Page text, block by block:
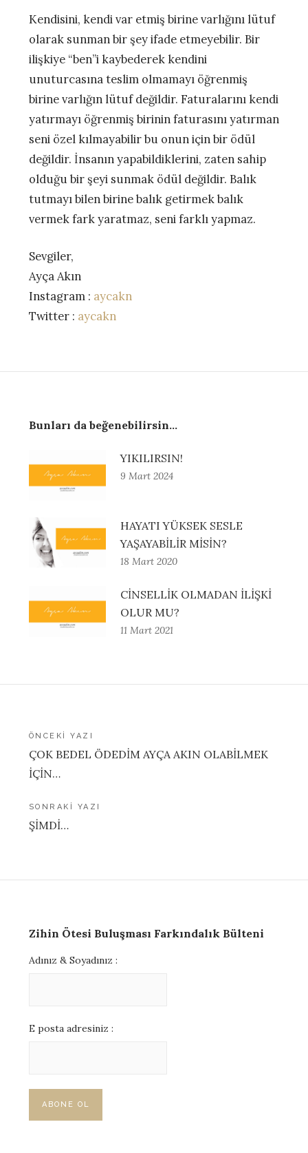
Kendisini, kendi var etmiş birine varlığını lütuf
olarak sunman bir şey ifade etmeyebilir. Bir
ilişkiye “ben”i kaybederek kendini
unuturcasına teslim olmamayı öğrenmiş
birine varlığın lütuf değildir. Faturalarını kendi
yatırmayı öğrenmiş birinin faturasını yatırman
seni özel kılmayabilir bu onun için bir ödül
değildir. İnsanın yapabildiklerini, zaten sahip
olduğu bir şeyi sunmak ödül değildir. Balık
tutmayı bilen birine balık getirmek balık
vermek fark yaratmaz, seni farklı yapmaz.
Sevgiler,
Ayça Akın
Instagram : aycakn
Twitter : aycakn
Bunları da beğenebilirsin...
YIKILIRSIN!
9 Mart 2024
HAYATI YÜKSEK SESLE
YAŞAYABİLİR MİSİN?
18 Mart 2020
CİNSELLİK OLMADAN İLİŞKİ
OLUR MU?
11 Mart 2021
Yazı
gezinmesi
ÖNCEKI YAZI
ÇOK BEDEL ÖDEDİM AYÇA AKIN OLABİLMEK
İÇİN…
SONRAKI YAZI
ŞİMDİ…
Zihin Ötesi Buluşması Farkındalık Bülteni
Adınız & Soyadınız :
E posta adresiniz :